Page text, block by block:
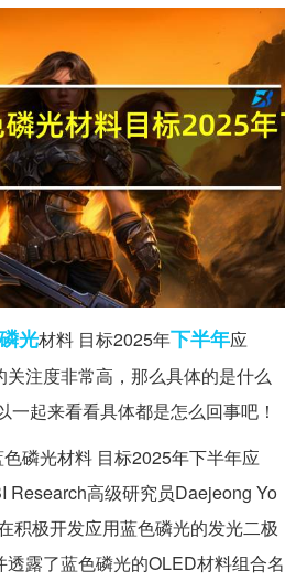
磷光材料 目标2025年下半年应
关注度非常高，那么具体的是什么
一起来看看具体都是怎么回事吧！
磷光材料 目标2025年下半年应
Research高级研究员Daejeong Yo
积极开发应用蓝色磷光的发光二极
露了蓝色磷光的OLED材料组合名